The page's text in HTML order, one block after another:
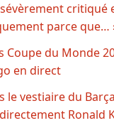
critiqué
parce que…
Coupe du Monde
en direct
le vestiaire du
Ronald